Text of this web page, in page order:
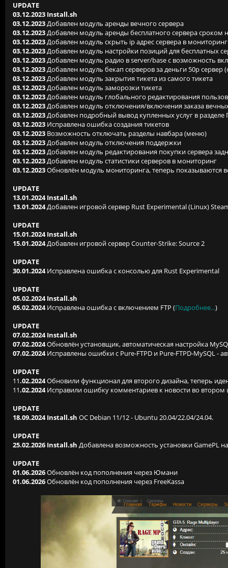
UPDATE
03.12.2023 Install.sh
03.12.2023Добавлен модуль аренды вечного сервера
03.12.2023Добавлен модуль аренды бесплатного сервера сроком
03.12.2023Добавлен модуль скрыть ip адрес сервера в
03.12.2023Добавлен модуль настройки позиций для бесплатных
03.12.2023Добавлен модуль радио в server/base с возможность
03.12.2023Добавлен модуль бекап серверов за деньги 50р
03.12.2023Добавлен модуль закрытия тикета из самого тикета
03.12.2023Добавлен модуль заморозки тикета
03.12.2023Добавлен модуль глобального редактирования
03.12.2023Добавлен модуль отключения/включения заказа
03.12.2023Добавлен подробный вывод купленных услуг в
03.12.2023 Исправлена ошибка создания тикетов
03.12.2023 Возможность отключать разделы навбара (меню)
03.12.2023Добавлен модуль отключения поддержки
03.12.2023Добавлен модуль редактирования покупки сервера
03.12.2023Добавлен модуль статистики серверов в мониторинг
03.12.2023Обновлён модуль мониторинга, теперь показываются
UPDATE
13.01.2024 Install.sh
13.01.2024Добавлен игровой сервер Rust Experimental (Linux)
UPDATE
15.01.2024 Install.sh
15.01.2024Добавлен игровой сервер Counter-Strike: Source 2
UPDATE
30.01.2024Исправлена ошибка с консолью для Rust Experimental
UPDATE
05.02.2024 Install.sh
05.02.2024Исправлена ошибка с включением FTP (Подробнее...)
UPDATE
07.02.2024 Install.sh
07.02.2024Обновлён установщик, автоматическая настройка
07.02.2024Исправлены ошибки с Pure-FTPD и Pure-FTPD-MySQL -
UPDATE
11.02.2024Обновили функционал для второго дизайна, теперь
11.02.2024Исправили ошибку комментариев к новости во
UPDATE
18.09.2024 Install.sh OC Debian 11/12 - Ubuntu 20.04/22.04/24.04.
UPDATE
25.02.2026 Install.sh Добавлена возможность установки GamePL
UPDATE
01.06.2026Обновлён код пополнения через Юмани
01.06.2026Обновлён код пополнения через FreeKassa